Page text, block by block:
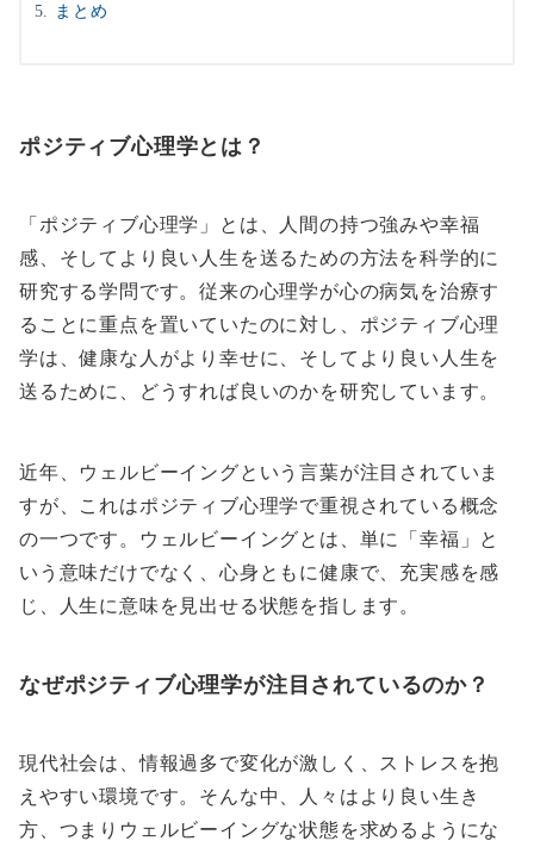
まとめ
ポジティブ心理学とは？
「ポジティブ心理学」とは、人間の持つ強みや幸福
感、そしてより良い人生を送るための方法を科学的に
研究する学問です。従来の心理学が心の病気を治療す
ることに重点を置いていたのに対し、ポジティブ心理
学は、健康な人がより幸せに、そしてより良い人生を
送るために、どうすれば良いのかを研究しています。
近年、ウェルビーイングという言葉が注目されていま
すが、これはポジティブ心理学で重視されている概念
の一つです。ウェルビーイングとは、単に「幸福」と
いう意味だけでなく、心身ともに健康で、充実感を感
じ、人生に意味を見出せる状態を指します。
なぜポジティブ心理学が注目されているのか？
現代社会は、情報過多で変化が激しく、ストレスを抱
えやすい環境です。そんな中、人々はより良い生き
方、つまりウェルビーイングな状態を求めるようにな